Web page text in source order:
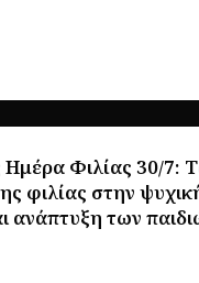
Ημέρα Φιλίας 30/7:
φιλίας στην
ανάπτυξη των